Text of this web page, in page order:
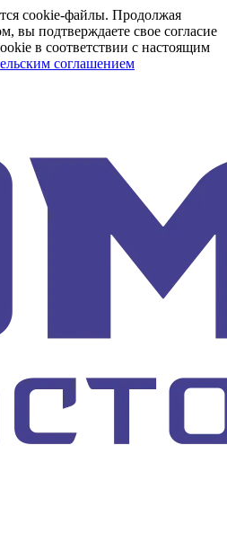
cookie-файлы. Продолжая
вы подтверждаете свое согласие
в соответствии с настоящим
соглашением